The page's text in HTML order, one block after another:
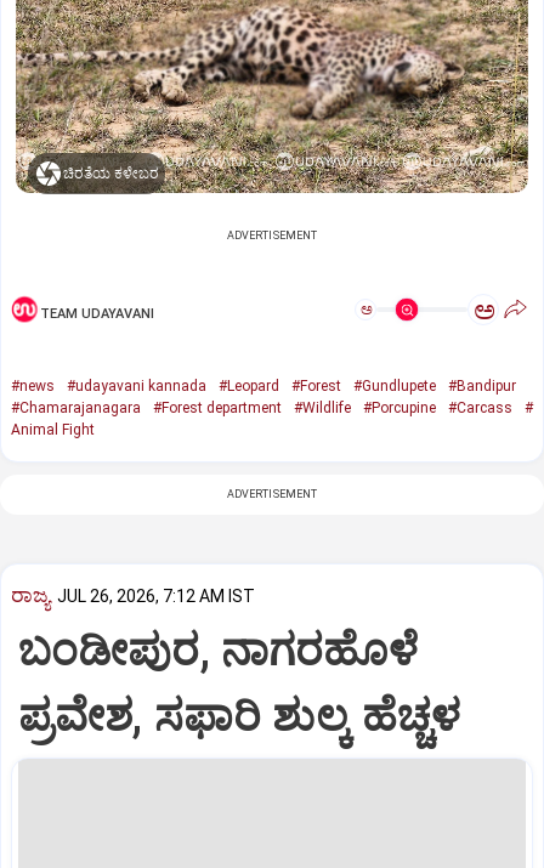
ಚಿರತೆಯ ಕಳೇಬರ
ADVERTISEMENT
TEAM UDAYAVANI ಅ ಅ
#news #udayavani kannada #Leopard #Forest #Gundlupete
#Bandipur
#Chamarajanagara
#Forest department #Wildlife #Porcupine #Carcass
#
Animal Fight
ADVERTISEMENT
ರಾಜ್ಯ JUL 26, 2026, 7:12 AM IST
ಬಂಡೀಪುರ, ನಾಗರಹೊಳೆ
ಪ್ರವೇಶ, ಸಫಾರಿ ಶುಲ್ಕ ಹೆಚ್ಚಳ